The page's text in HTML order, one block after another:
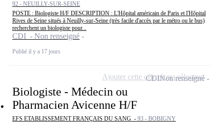
92 - NEUILLY-SUR-SEINE
POSTE : Biologiste H/F DESCRIPTION : L'Hôpital américain de Paris et l'Hôpital
Rives de Seine situés à Neuilly-sur-Seine (très facile d'accès par le métro ou le bus)
recherchent un biologiste pour...
CDI - Non renseigné
Publié il y a 17 jours
Biologiste - Médecin ou
Pharmacien Avicenne H/F
EFS ETABLISSEMENT FRANÇAIS DU SANG - 93 - BOBIGNY
CDINon renseigné
Ajouter cette offre à ma sélection